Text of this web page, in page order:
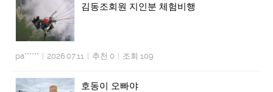
김동조회원 지인분 체험비행
pa****** | 2026.07.11 | 추천 0 | 조회 109
호동이 오빠야